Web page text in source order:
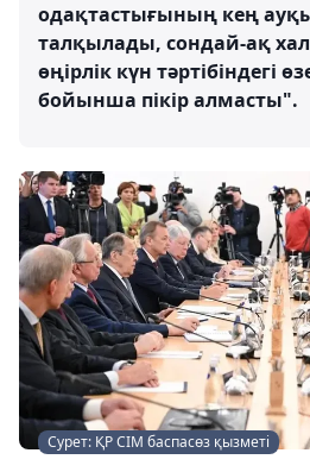
одақтастығының кең
талқылады, сондай-ақ
өңірлік күн тәртібіндегі
бойынша пікір алмасты".
Сурет: ҚР СІМ баспасөз қызметі